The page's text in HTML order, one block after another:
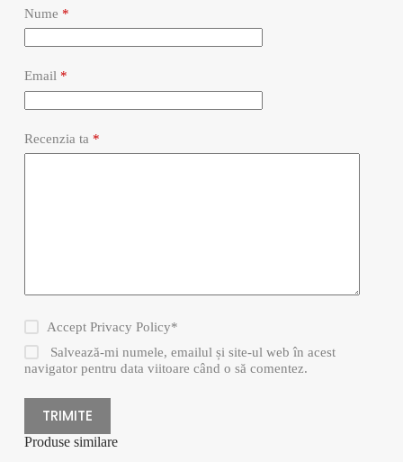
Nume *
Email*
Recenzia ta *
AcceptPrivacy Policy*
Salvează-mi numele, emailul și site-ul web în acest
navigator pentru data viitoare când o să comentez.
TRIMITE
Produse similare